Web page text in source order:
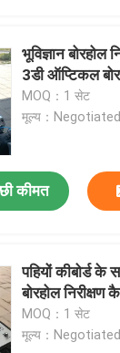
भूविज्ञान बोरहोल
3डी ऑप्टिकल
MOQ：1 सेट
मूल्य：Negotiated
कीमत
पहियों कीबोर्ड के
बोरहोल निरीक्षण
MOQ：1 सेट
मूल्य：Negotiated